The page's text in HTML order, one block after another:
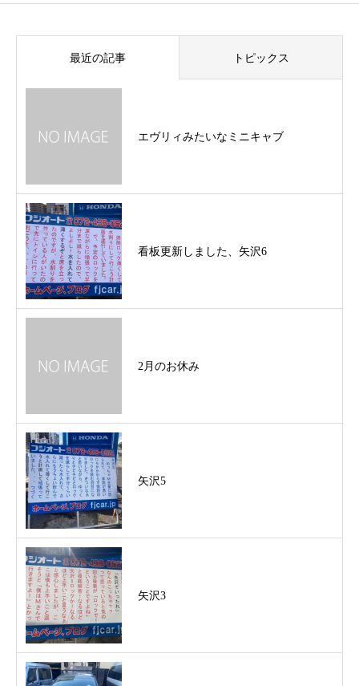
最近の記事 トピックス
エヴリィみたいなミニキャブ
看板更新しました、矢沢6
2月のお休み
矢沢5
矢沢3